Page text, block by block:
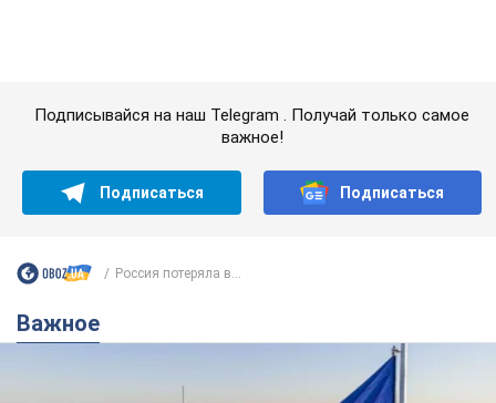
Украины и почему ее боялась Российская
империя: об этом не рассказывают в школе
Государственным символом являются только первый куплет
и припев песни